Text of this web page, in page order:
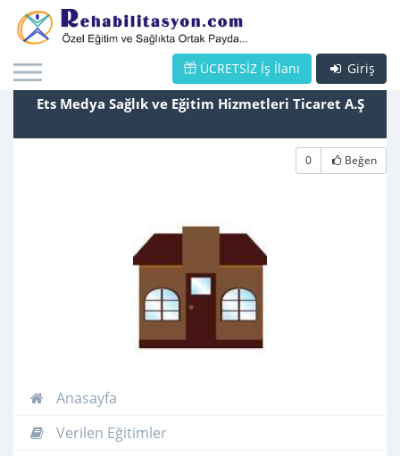
Giriş
ÜCRETSİZ İş İlanı
Ets Medya Sağlık ve Eğitim Hizmetleri Ticaret A.Ş
0 Beğen
Anasayfa
Verilen Eğitimler